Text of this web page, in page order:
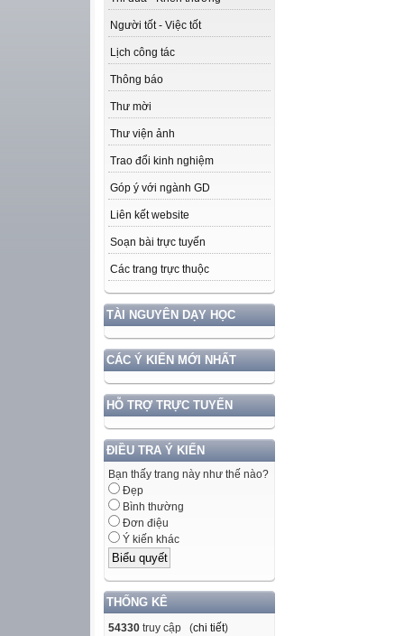
Người tốt - Việc tốt
Lịch công tác
Thông báo
Thư mời
Thư viện ảnh
Trao đổi kinh nghiệm
Góp ý với ngành GD
Liên kết website
Soạn bài trực tuyến
Các trang trực thuộc
TÀI NGUYÊN DẠY HỌC
CÁC Ý KIẾN MỚI NHẤT
HỖ TRỢ TRỰC TUYẾN
ĐIỀU TRA Ý KIẾN
Bạn thấy trang này như thế nào?
Đẹp
Bình thường
Đơn điệu
Ý kiến khác
THỐNG KÊ
54330 truy cập (chi tiết)